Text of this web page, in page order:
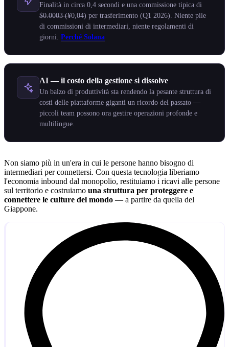
Finalità in circa 0,4 secondi e una commissione tipica di
$0.0003 (¥0,04) per trasferimento (Q1 2026). Niente pile
di commissioni di intermediari, niente regolamenti di
giorni. Perché Solana
AI — il costo della gestione si dissolve
Un balzo di produttività sta rendendo la pesante struttura di
costi delle piattaforme giganti un ricordo del passato —
piccoli team possono ora gestire operazioni profonde e
multilingue.
Non siamo più in un'era in cui le persone hanno bisogno di
intermediari per connettersi. Con questa tecnologia liberiamo
l'economia inbound dal monopolio, restituiamo i ricavi alle persone
sul territorio e costruiamo una struttura per proteggere e
connettere le culture del mondo — a partire da quella del
Giappone.